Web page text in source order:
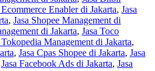
Ecommerce Enabler di Jakarta, Jasa
, Jasa Shopee Management di
di Jakarta, Jasa Toco
Tokopedia Management di Jakarta,
, Jasa Cpas Shopee di Jakarta, Jasa
Jasa Facebook Ads di Jakarta, Jasa